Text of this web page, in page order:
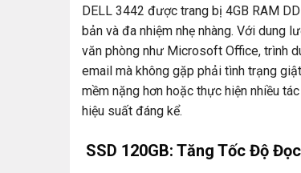
DELL 3442 được trang bị 4GB RAM
bản và đa nhiệm nhẹ nhàng. Với dung
văn phòng như Microsoft Office, trình
email mà không gặp phải tình trạng
mềm nặng hơn hoặc thực hiện nhiều
hiệu suất đáng kể.
SSD 120GB: Tăng Tốc Độ